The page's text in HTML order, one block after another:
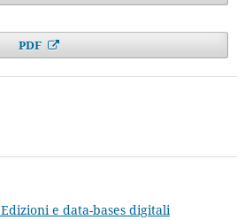
PDF
e data-bases digitali